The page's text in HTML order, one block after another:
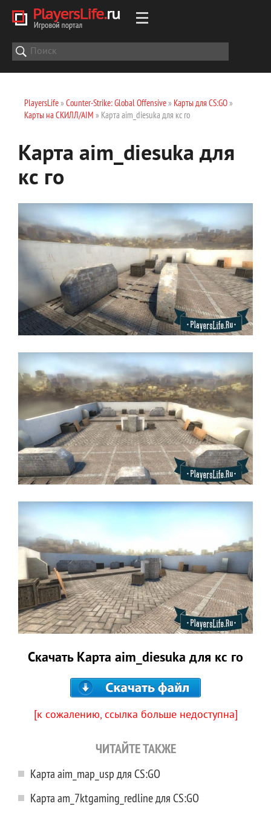
PlayersLife» Counter-Strike: Global Offensive» Карты для CS:GO»
Карты на СКИЛЛ/AIM » Карта aim_diesuka для кс го
Карта aim_diesuka для
кс го
Скачать Карта aim_diesuka для кс го
[к сожалению, ссылка больше недоступна]
ЧИТАЙТЕ ТАКЖЕ
Карта aim_map_usp для CS:GO
Карта am_7ktgaming_redline для CS:GO